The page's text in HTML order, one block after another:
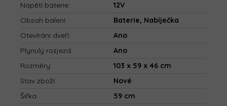
Napětí baterie:
12V
Obsah balení:
Baterie, Nabíječka
Otevírání dveří:
Ano
Plynulý rozjezd:
Ano
Rozměry:
103 x 59 x 46 cm
Stav zboží:
Nové
Šířka:
59 cm